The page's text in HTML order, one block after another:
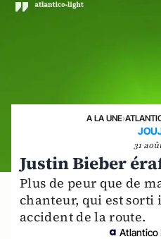
A LA UNE›
31
Justin Bieber
Plus de peur que de
chanteur, qui est
accident de la route.
Atlantico